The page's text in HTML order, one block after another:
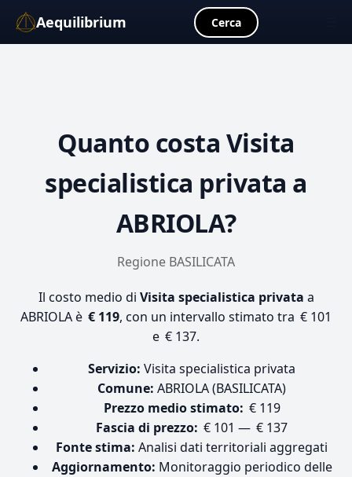
Aequilibrium Cerca
Quanto costa Visita
specialistica privata a
ABRIOLA?
Regione BASILICATA
Il costo medio di Visita specialistica privata a
ABRIOLA è € 119, con un intervallo stimato tra € 101
e € 137.
Servizio: Visita specialistica privata
Comune: ABRIOLA (BASILICATA)
Prezzo medio stimato: € 119
Fascia di prezzo: € 101 — € 137
Fonte stima: Analisi dati territoriali aggregati
Aggiornamento: Monitoraggio periodico delle